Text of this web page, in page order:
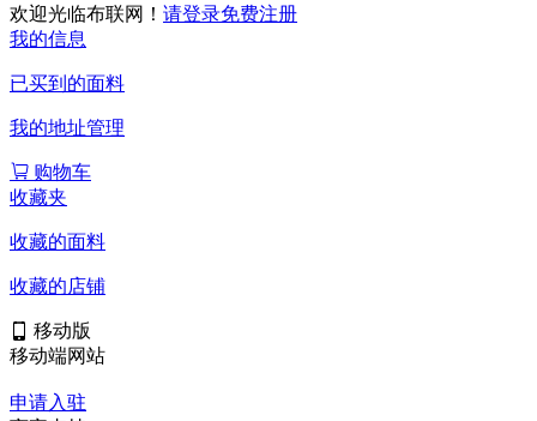
欢迎光临布联网！ 请登录免费注册
我的信息
已买到的面料
我的地址管理
购物车
收藏夹
收藏的面料
收藏的店铺
移动版
移动端网站
申请入驻